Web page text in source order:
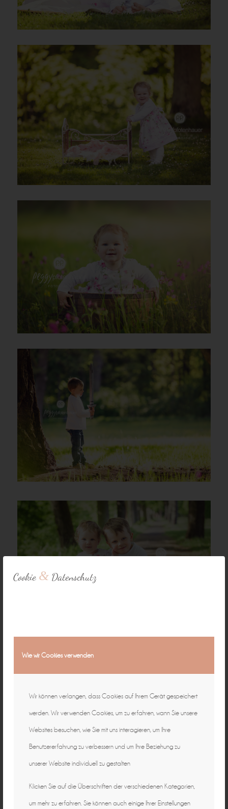
Cookie & Datenschutz
Wie wir Cookies verwenden
Wir können verlangen, dass Cookies auf Ihrem Gerät gespeichert
werden. Wir verwenden Cookies, um zu erfahren, wann Sie unsere
Websites besuchen, wie Sie mit uns interagieren, um Ihre
Benutzererfahrung zu verbessern und um Ihre Beziehung zu
unserer Website individuell zu gestalten
Klicken Sie auf die Überschriften der verschiedenen Kategorien,
um mehr zu erfahren. Sie können auch einige Ihrer Einstellungen